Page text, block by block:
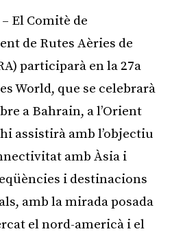
El Comitè de
de Rutes Aèries de
participarà en la 27a
World, que se celebrarà
a Bahrain, a l’Orient
assistirà amb l’objectiu
amb Àsia i
i destinacions
amb la mirada posada
el nord-americà i el